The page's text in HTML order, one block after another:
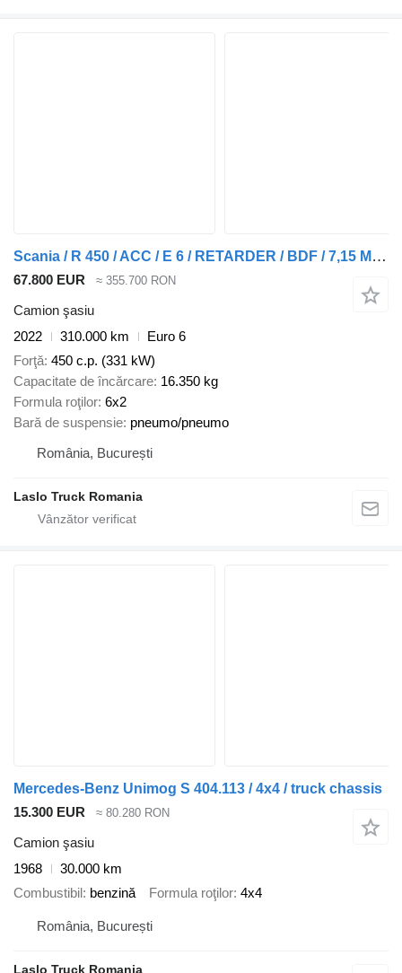
Scania / R 450 / ACC / E 6 / RETARDER / BDF / 7,15 M , 7,45 M
67.800 EUR ≈ 355.700 RON
Camion şasiu
2022
310.000 km
Euro 6
Forţă 450 c.p. (331 kW)
Capacitate de încărcare 16.350 kg
Formula roţilor 6x2
Bară de suspensie pneumo/pneumo
România, București
Laslo Truck Romania
Mercedes-Benz Unimog S 404.113 / 4x4 / truck chassis
15.300 EUR
≈ 80.280 RON
Camion şasiu
1968
30.000 km
Combustibil benzină Formula roţilor 4x4
România, București
Laslo Truck Romania